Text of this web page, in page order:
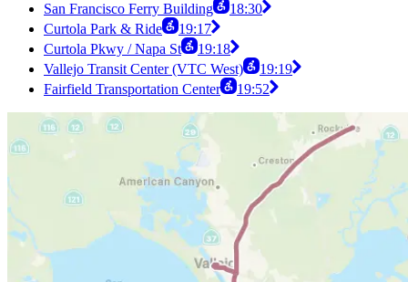
San Francisco Ferry Building
18:30
Curtola Park & Ride
19:17
Curtola Pkwy / Napa St
19:18
Vallejo Transit Center (VTC West)
19:19
Fairfield Transportation Center
19:52